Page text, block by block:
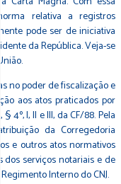
relativa a registros
pode ser de iniciativa
da República. Veja-se
no poder de fiscalização e
aos atos praticados por
4º, I, II e III, da CF/88. Pela
da Corregedoria
e outros atos normativos
dos serviços notariais e de
Interno do CNJ.